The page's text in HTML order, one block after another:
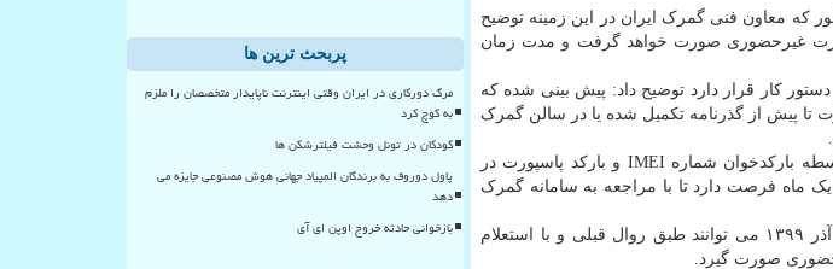
که معاون فنی گمرک ایران در این زمینه توضیح
غیرحضوری صورت خواهد گرفت و مدت زمان
کار قرار دارد توضیح داد: پیش بینی شده که
تا پیش از گذرنامه تکمیل شده یا در سالن گمرک
معاون فنی گمرک ایران اظهار داشت: گوشی تلفن همراه توسط ارزیاب گمرک رویت و بواسطه بارکدخوان شماره IMEI و بارکد پاسپورت در
فرصت دارد تا با مراجعه به سامانه گمرک
معاون فنی گمرک تصریح کرد: برای گوشیهای تلفن همراهی که تاریخ ورود آن ۱۲ تیر تا ۳۰ آذر ۱۳۹۹ می توانند طبق روال قبلی و با استعلام
پربحث ترین ها
مرگ دورکاری در ایران وقتی اینترنت ناپایدار متخصصان را ملزم
به کوچ کرد
کودکان در تونل وحشت فیلترشکن ها
پاول دوروف به برندگان المپیاد جهانی هوش مصنوعی جایزه می
دهد
بازخوانی حادثه خروج اوپن ای آی